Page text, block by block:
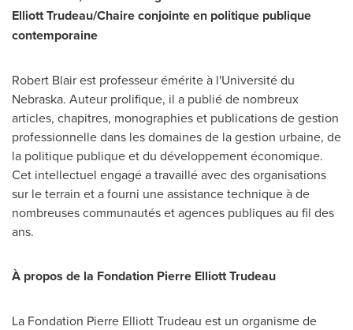
Elliott Trudeau/Chaire conjointe en politique publique
contemporaine
Robert Blairest professeur émérite à l'Université du
Nebraska. Auteur prolifique, il a publié de nombreux
articles, chapitres, monographies et publications de gestion
professionnelle dans les domaines de la gestion urbaine, de
la politique publique et du développement économique.
Cet intellectuel engagé a travaillé avec des organisations
sur le terrain et a fourni une assistance technique à de
nombreuses communautés et agences publiques au fil des
ans.
À propos de la Fondation Pierre Elliott Trudeau
La Fondation Pierre Elliott Trudeau est un organisme de